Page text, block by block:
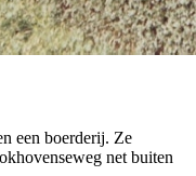
een boerderij. Ze
net buiten